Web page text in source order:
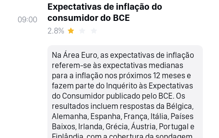
09:00
Expectativas de inflação do
consumidor do BCE
2.8%
Na Área Euro, as expectativas de inflação
referem-se às expectativas medianas
para a inflação nos próximos 12 meses e
fazem parte do Inquérito às Expectativas
do Consumidor publicado pelo BCE. Os
resultados incluem respostas da Bélgica,
Alemanha, Espanha, França, Itália, Países
Baixos, Irlanda, Grécia, Áustria, Portugal e